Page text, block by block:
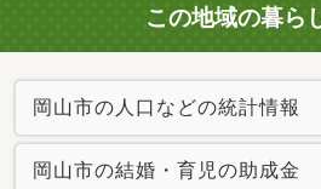
この地域の暮ら
岡山市の人口などの統計情報
岡山市の結婚・育児の助成金